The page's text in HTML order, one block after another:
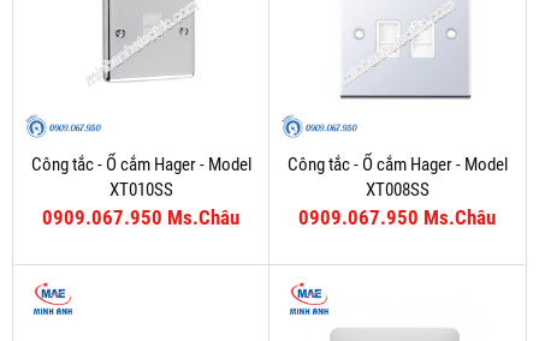
Công tắc - Ổ cắm Hager - Model
XT010SS
0909.067.950 Ms.Châu
Công tắc - Ổ cắm Hager - Model
XT008SS
0909.067.950 Ms.Châu